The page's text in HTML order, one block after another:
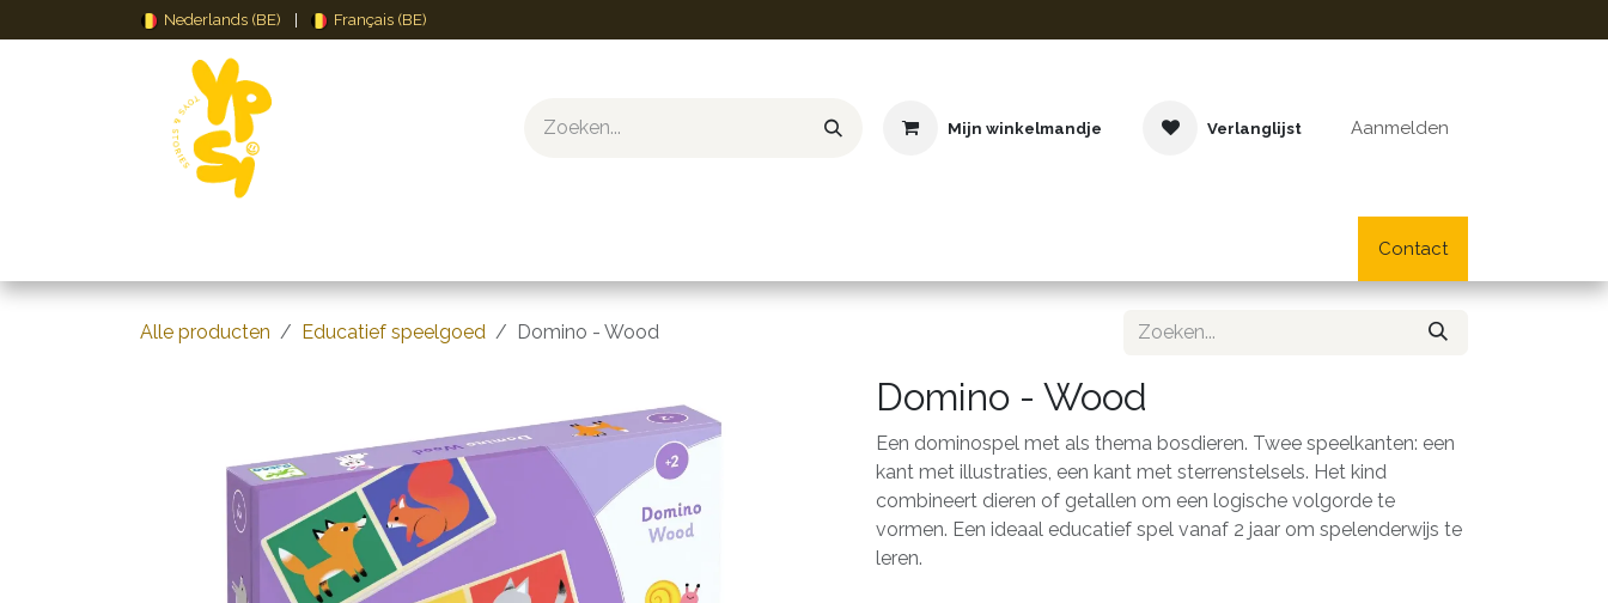
Overslaan naar inhoudNederlands (BE) Français (BE)
Mijn winkelmandje Verlanglijst Aanmelden
Lifestyle
Contact
Alle producten Educatief speelgoed Domino - Wood
Domino - Wood
Een dominospel met als thema bosdieren. Twee speelkanten: een
kant met illustraties, een kant met sterrenstelsels. Het kind
combineert dieren of getallen om een logische volgorde te
vormen. Een ideaal educatief spel vanaf 2 jaar om spelenderwijs te
leren.